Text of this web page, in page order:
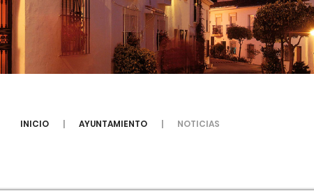
INICIO AYUNTAMIENTO NOTICIAS